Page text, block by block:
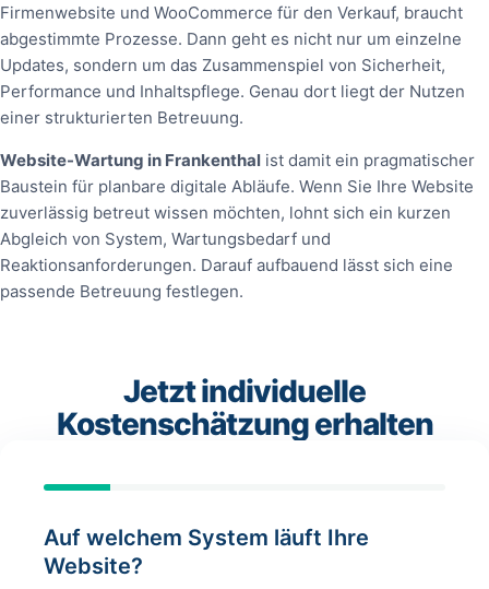
Firmenwebsite und WooCommerce für den Verkauf, braucht
abgestimmte Prozesse. Dann geht es nicht nur um einzelne
Updates, sondern um das Zusammenspiel von Sicherheit,
Performance und Inhaltspflege. Genau dort liegt der Nutzen
einer strukturierten Betreuung.
Website-Wartung in Frankenthal ist damit ein pragmatischer
Baustein für planbare digitale Abläufe. Wenn Sie Ihre Website
zuverlässig betreut wissen möchten, lohnt sich ein kurzen
Abgleich von System, Wartungsbedarf und
Reaktionsanforderungen. Darauf aufbauend lässt sich eine
passende Betreuung festlegen.
Jetzt individuelle
Kostenschätzung erhalten
Auf welchem System läuft Ihre
Website?